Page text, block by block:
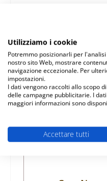
Prodotti simili
Salta la galleria dei
Utilizziamo i cookie
Potremmo posizionarli per
nostro sito Web, mostrare
navigazione eccezionale. Per
impostazioni.
I dati vengono raccolti allo scopo
delle campagne pubblicitarie. I
maggiori informazioni sono
Accettare tutti